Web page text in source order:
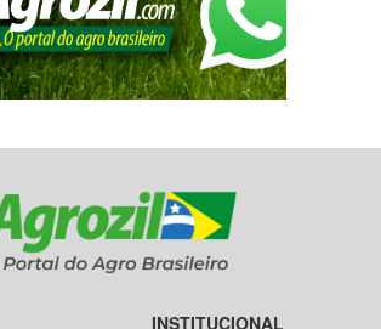
INSTITUCIONAL